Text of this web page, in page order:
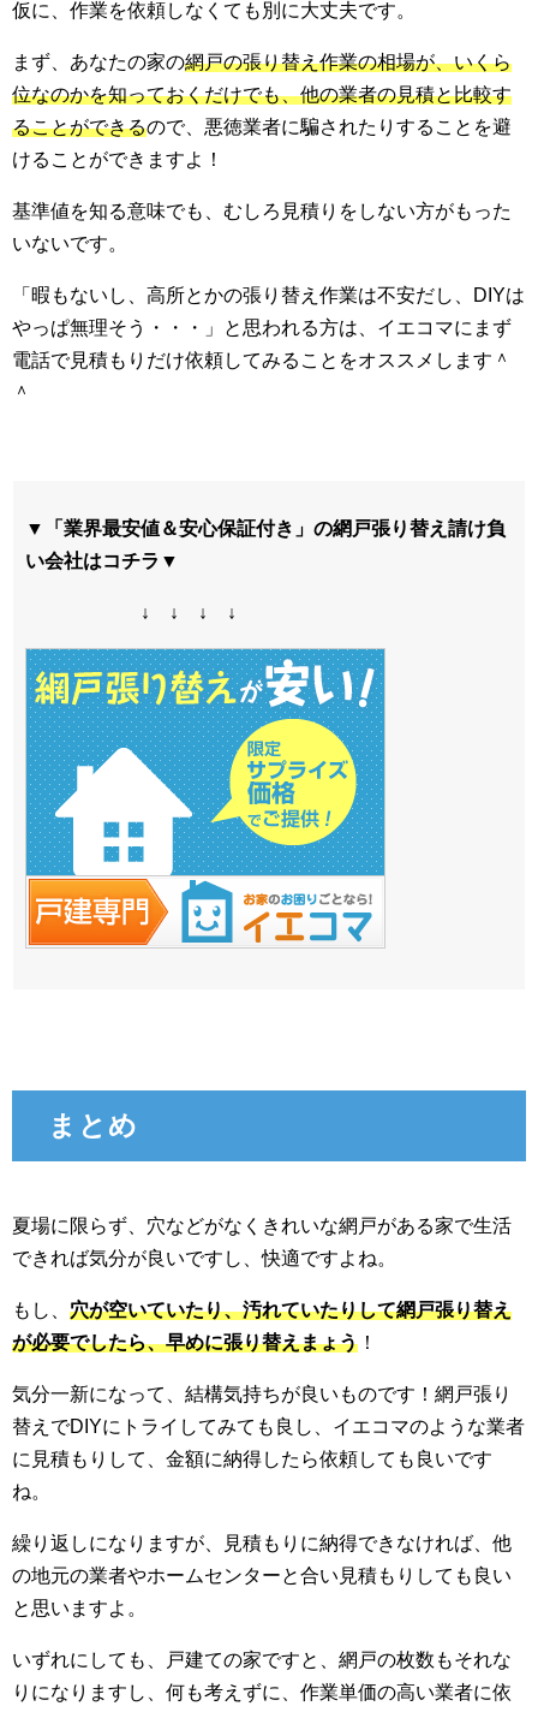
仮に、作業を依頼しなくても別に大丈夫です。
まず、あなたの家の網戸の張り替え作業の相場が、いくら
位なのかを知っておくだけでも、他の業者の見積と比較す
ることができるので、悪徳業者に騙されたりすることを避
けることができますよ！
基準値を知る意味でも、むしろ見積りをしない方がもった
いないです。
「暇もないし、高所とかの張り替え作業は不安だし、DIYは
やっぱ無理そう・・・」と思われる方は、イエコマにまず
電話で見積もりだけ依頼してみることをオススメします＾
＾
▼「業界最安値＆安心保証付き」の網戸張り替え請け負
い会社はコチラ▼
↓ ↓ ↓ ↓
まとめ
夏場に限らず、穴などがなくきれいな網戸がある家で生活
できれば気分が良いですし、快適ですよね。
もし、 穴が空いていたり、汚れていたりして網戸張り替え
が必要でしたら、早めに張り替えまょう ！
気分一新になって、結構気持ちが良いものです！網戸張り
替えでDIYにトライしてみても良し、イエコマのような業者
に見積もりして、金額に納得したら依頼しても良いです
ね。
繰り返しになりますが、見積もりに納得できなければ、他
の地元の業者やホームセンターと合い見積もりしても良い
と思いますよ。
いずれにしても、戸建ての家ですと、網戸の枚数もそれな
りになりますし、何も考えずに、作業単価の高い業者に依